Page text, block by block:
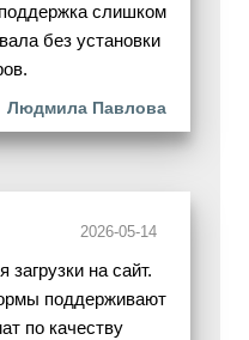
слишком
без установки
Людмила Павлова
2026-05-14
на сайт.
поддерживают
по качеству